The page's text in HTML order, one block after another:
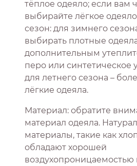
тёплое одеяло; если вам
выбирайте лёгкое
сезон: для зимнего
выбирать плотные
дополнительным
перо или синтетическое
для летнего сезона –
лёгкие одеяла.
Материал: обратите
материал одеяла.
материалы, такие как
обладают хорошей